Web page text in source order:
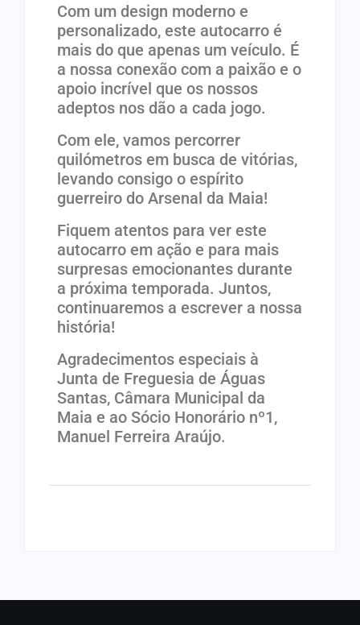
Com um design moderno e
personalizado, este autocarro é
mais do que apenas um veículo. É
a nossa conexão com a paixão e o
apoio incrível que os nossos
adeptos nos dão a cada jogo.
Com ele, vamos percorrer
quilómetros em busca de vitórias,
levando consigo o espírito
guerreiro do Arsenal da Maia!
Fiquem atentos para ver este
autocarro em ação e para mais
surpresas emocionantes durante
a próxima temporada. Juntos,
continuaremos a escrever a nossa
história!
Agradecimentos especiais à
Junta de Freguesia de Águas
Santas, Câmara Municipal da
Maia e ao Sócio Honorário nº1,
Manuel Ferreira Araújo.